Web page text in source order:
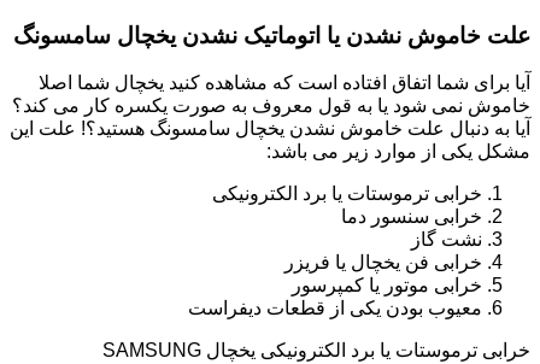
علت خاموش نشدن یا اتوماتیک نشدن یخچال سامسونگ
آیا برای شما اتفاق افتاده است که مشاهده کنید یخچال شما اصلا
خاموش نمی شود یا به قول معروف به صورت یکسره کار می کند؟
آیا به دنبال علت خاموش نشدن یخچال سامسونگ هستید؟! علت این
مشکل یکی از موارد زیر می باشد:
خرابی ترموستات یا برد الکترونیکی
خرابی سنسور دما
نشت گاز
خرابی فن یخچال یا فریزر
خرابی موتور یا کمپرسور
معیوب بودن یکی از قطعات دیفراست
خرابی ترموستات یا برد الکترونیکی یخچال SAMSUNG